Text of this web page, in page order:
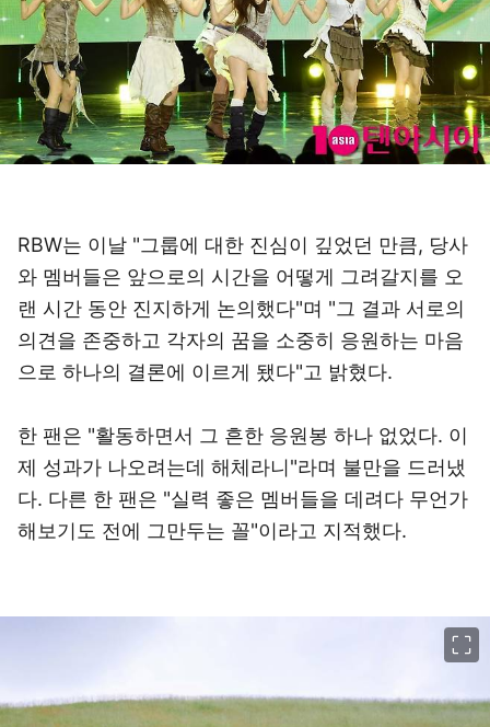
RBW는 이날 "그룹에 대한 진심이 깊었던 만큼, 당사
와 멤버들은 앞으로의 시간을 어떻게 그려갈지를 오
랜 시간 동안 진지하게 논의했다"며 "그 결과 서로의
의견을 존중하고 각자의 꿈을 소중히 응원하는 마음
으로 하나의 결론에 이르게 됐다"고 밝혔다.
한 팬은 "활동하면서 그 흔한 응원봉 하나 없었다. 이
제 성과가 나오려는데 해체라니"라며 불만을 드러냈
다. 다른 한 팬은 "실력 좋은 멤버들을 데려다 무언가
해보기도 전에 그만두는 꼴"이라고 지적했다.